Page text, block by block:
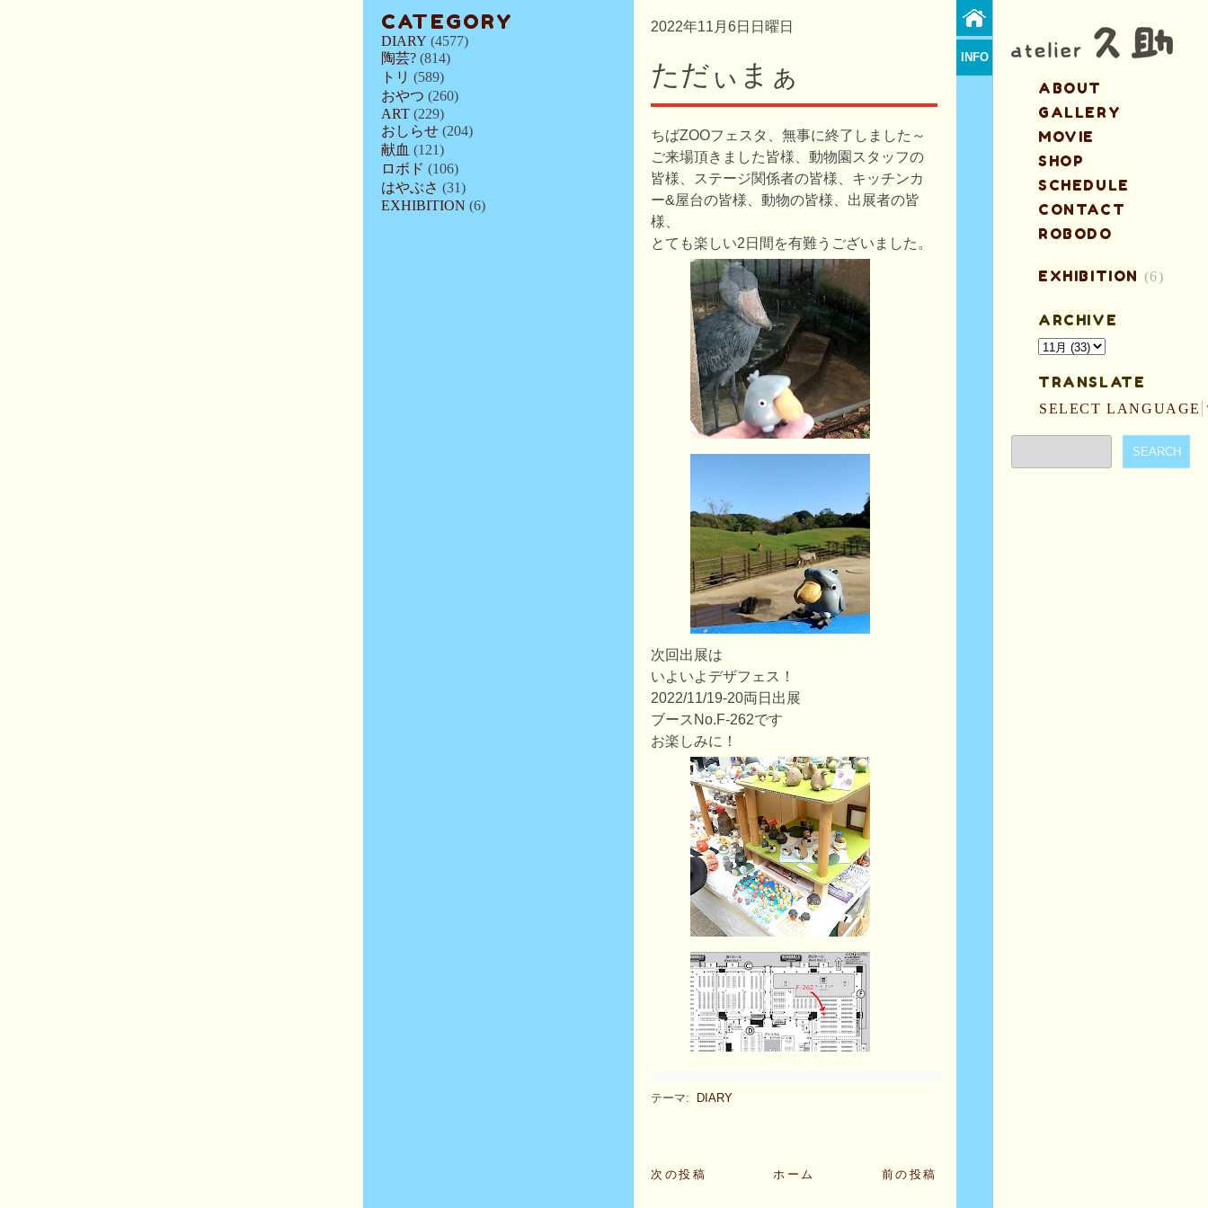
CATEGORY
DIARY (4577)
陶芸? (814)
トリ (589)
おやつ (260)
ART (229)
おしらせ (204)
献血 (121)
ロボド (106)
はやぶさ (31)
EXHIBITION (6)
2022年11月6日日曜日
ただぃまぁ
ちばZOOフェスタ、無事に終了しました～
ご来場頂きました皆様、動物園スタッフの
皆様、ステージ関係者の皆様、キッチンカ
ー&屋台の皆様、動物の皆様、出展者の皆
様、
とても楽しい2日間を有難うございました。
次回出展は
いよいよデザフェス！
2022/11/19-20両日出展
ブースNo.F-262です
お楽しみに！
テーマ: DIARY
次の投稿 前の投稿
ホーム
INFO
ABOUT
GALLERY
MOVIE
SHOP
SCHEDULE
CONTACT
ROBODO
EXHIBITION (6)
ARCHIVE
TRANSLATE
SELECT LANGUAGE